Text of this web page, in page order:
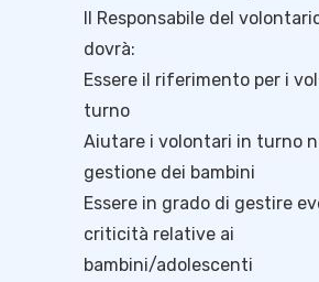
Il Responsabile del
dovrà:
Essere il riferimento per i
turno
Aiutare i volontari in turno
gestione dei bambini
Essere in grado di gestire
criticità relative ai
bambini/adolescenti